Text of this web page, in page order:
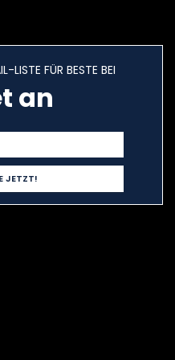
LISTE FÜR BESTE BEI
an